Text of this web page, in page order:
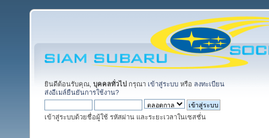
ยินดีต้อนรับคุณ, บุคคลทั่วไป กรุณา เข้าสู่ระบบ หรือ ลงทะเบียน
ส่งอีเมล์ยืนยันการใช้งาน?
เข้าสู่ระบบด้วยชื่อผู้ใช้ รหัสผ่าน และระยะเวลาในเซสชั่น